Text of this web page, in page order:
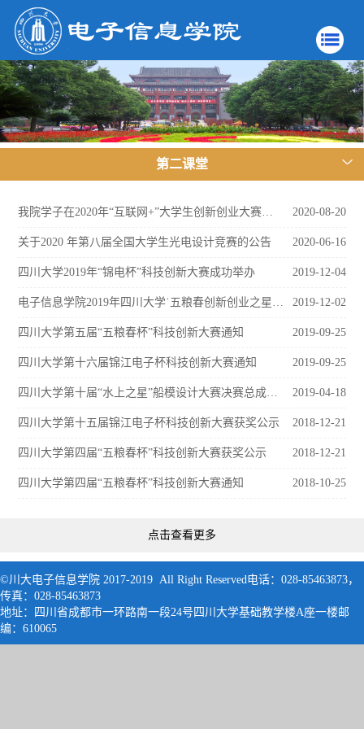
第二课堂
2020-08-20
2020-06-16
关于2020 年第八届全国大学生光电设计竞赛的公告
2019-12-04
四川大学2019年“锦电杯”科技创新大赛成功举办
2019-12-02
2019-09-25
四川大学第五届“五粮春杯”科技创新大赛通知
2019-09-25
四川大学第十六届锦江电子杯科技创新大赛通知
2019-04-18
2018-12-21
四川大学第十五届锦江电子杯科技创新大赛获奖公示
2018-12-21
四川大学第四届“五粮春杯”科技创新大赛获奖公示
2018-10-25
四川大学第四届“五粮春杯”科技创新大赛通知
点击查看更多
©川大电子信息学院 2017-2019 All Right Reserved电话：028-85463873，
传真：028-85463873
地址：四川省成都市一环路南一段24号四川大学基础教学楼A座一楼邮
编：610065